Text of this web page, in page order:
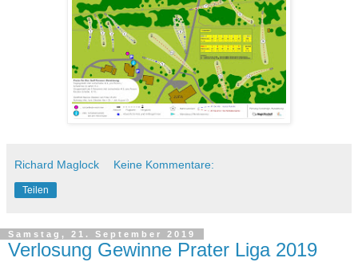
Richard Maglock Keine Kommentare:
Teilen
Samstag, 21. September 2019
Verlosung Gewinne Prater Liga 2019